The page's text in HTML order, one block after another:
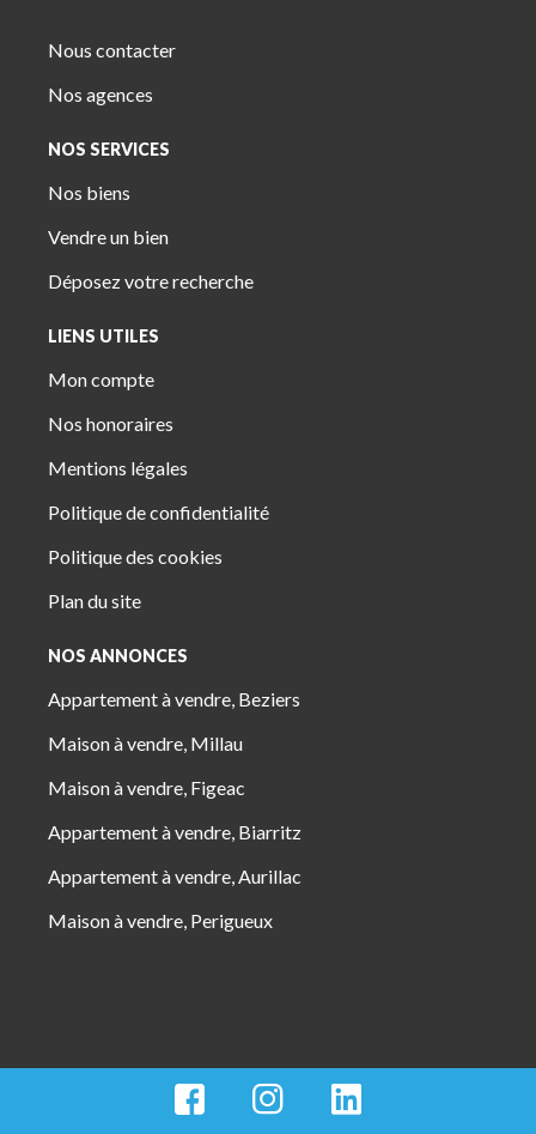
Nous contacter
Nos agences
NOS SERVICES
Nos biens
Vendre un bien
Déposez votre recherche
LIENS UTILES
Mon compte
Nos honoraires
Mentions légales
Politique de confidentialité
Politique des cookies
Plan du site
NOS ANNONCES
Appartement à vendre, Beziers
Maison à vendre, Millau
Maison à vendre, Figeac
Appartement à vendre, Biarritz
Appartement à vendre, Aurillac
Maison à vendre, Perigueux